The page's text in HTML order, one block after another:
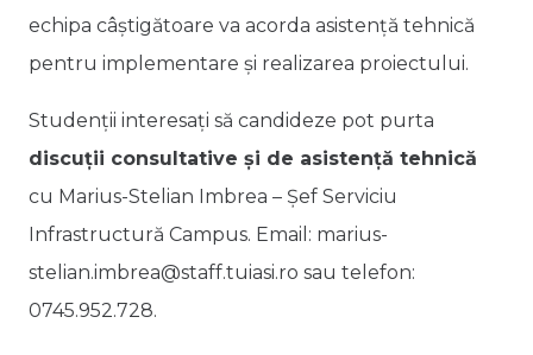
echipa câștigătoare va acorda asistență tehnică
pentru implementare și realizarea proiectului.
Studenții interesați să candideze pot purta
discuții consultative și de asistență tehnică
cu Marius-Stelian Imbrea – Șef Serviciu
Infrastructură Campus. Email: marius-
stelian.imbrea@staff.tuiasi.ro sau telefon:
0745.952.728.